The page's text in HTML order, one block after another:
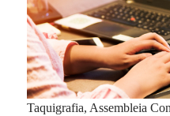
Taquigrafia, Assembleia